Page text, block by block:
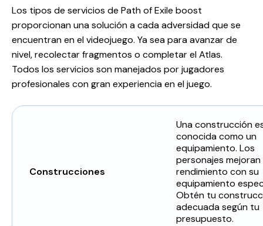
Los tipos de servicios de Path of Exile boost
proporcionan una solución a cada adversidad que se
encuentran en el videojuego. Ya sea para avanzar de
nivel, recolectar fragmentos o completar el Atlas.
Todos los servicios son manejados por jugadores
profesionales con gran experiencia en el juego.
Construcciones
Una construcción
conocida como un
equipamiento. Los
personajes mejoran
rendimiento con su
equipamiento
Obtén tu
adecuada según tu
presupuesto.